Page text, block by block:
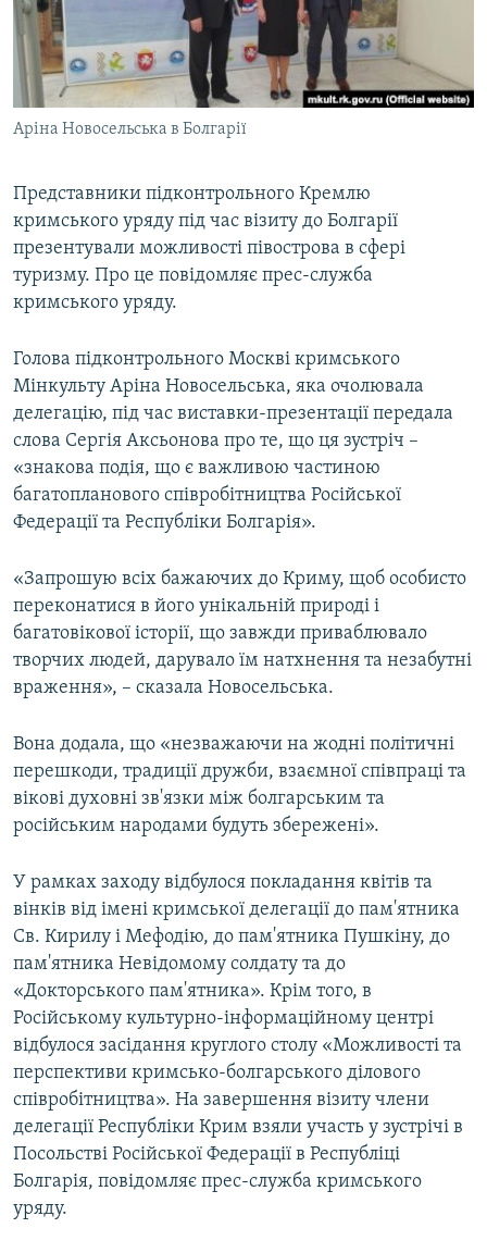
ВІДЕОУРОКИ «ELIFBE»
СВІДЧЕННЯ ОКУПАЦІЇ
УКРАЇНСЬКА ПРОБЛЕМА КРИМУ
ІНФОГРАФІКА
Русский
Qırımtatar
ДОЛУЧАЙСЯ!
Усі сайти RFE/RL
Аріна Новосельська в Болгарії
Представники підконтрольного Кремлю
кримського уряду під час візиту до Болгарії
презентували можливості півострова в сфері
туризму. Про це повідомляє прес-служба
кримського уряду.
Голова підконтрольного Москві кримського
Мінкульту Аріна Новосельська, яка очолювала
делегацію, під час виставки-презентації передала
слова Сергія Аксьонова про те, що ця зустріч –
«знакова подія, що є важливою частиною
багатопланового співробітництва Російської
Федерації та Республіки Болгарія».
«Запрошую всіх бажаючих до Криму, щоб особисто
переконатися в його унікальній природі і
багатовікової історії, що завжди приваблювало
творчих людей, дарувало їм натхнення та незабутні
враження», – сказала Новосельська.
Вона додала, що «незважаючи на жодні політичні
перешкоди, традиції дружби, взаємної співпраці та
вікові духовні зв'язки між болгарським та
російським народами будуть збережені».
У рамках заходу відбулося покладання квітів та
вінків від імені кримської делегації до пам'ятника
Св. Кирилу і Мефодію, до пам'ятника Пушкіну, до
пам'ятника Невідомому солдату та до
«Докторського пам'ятника». Крім того, в
Російському культурно-інформаційному центрі
відбулося засідання круглого столу «Можливості та
перспективи кримсько-болгарського ділового
співробітництва». На завершення візиту члени
делегації Республіки Крим взяли участь у зустрічі в
Посольстві Російської Федерації в Республіці
Болгарія, повідомляє прес-служба кримського
уряду.